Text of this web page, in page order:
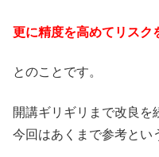
更に精度を高めてリスク
とのことです。
開講ギリギリまで改良を
今回はあくまで参考とい